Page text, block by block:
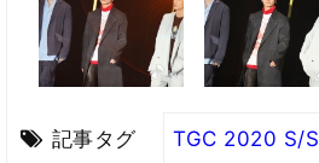
記事タグ TGC 2020 S/S